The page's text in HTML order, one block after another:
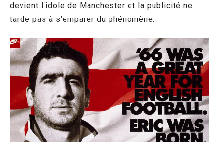
devient l’idole de Manchester et la publicité ne
tarde pas à s’emparer du phénomène.